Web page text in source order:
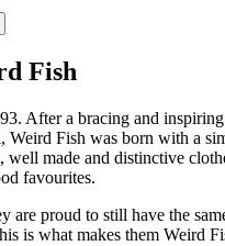
Fish
After a bracing and
Weird Fish was born with a
well made and distinctive
favourites.
are proud to still have the
is what makes them Weird